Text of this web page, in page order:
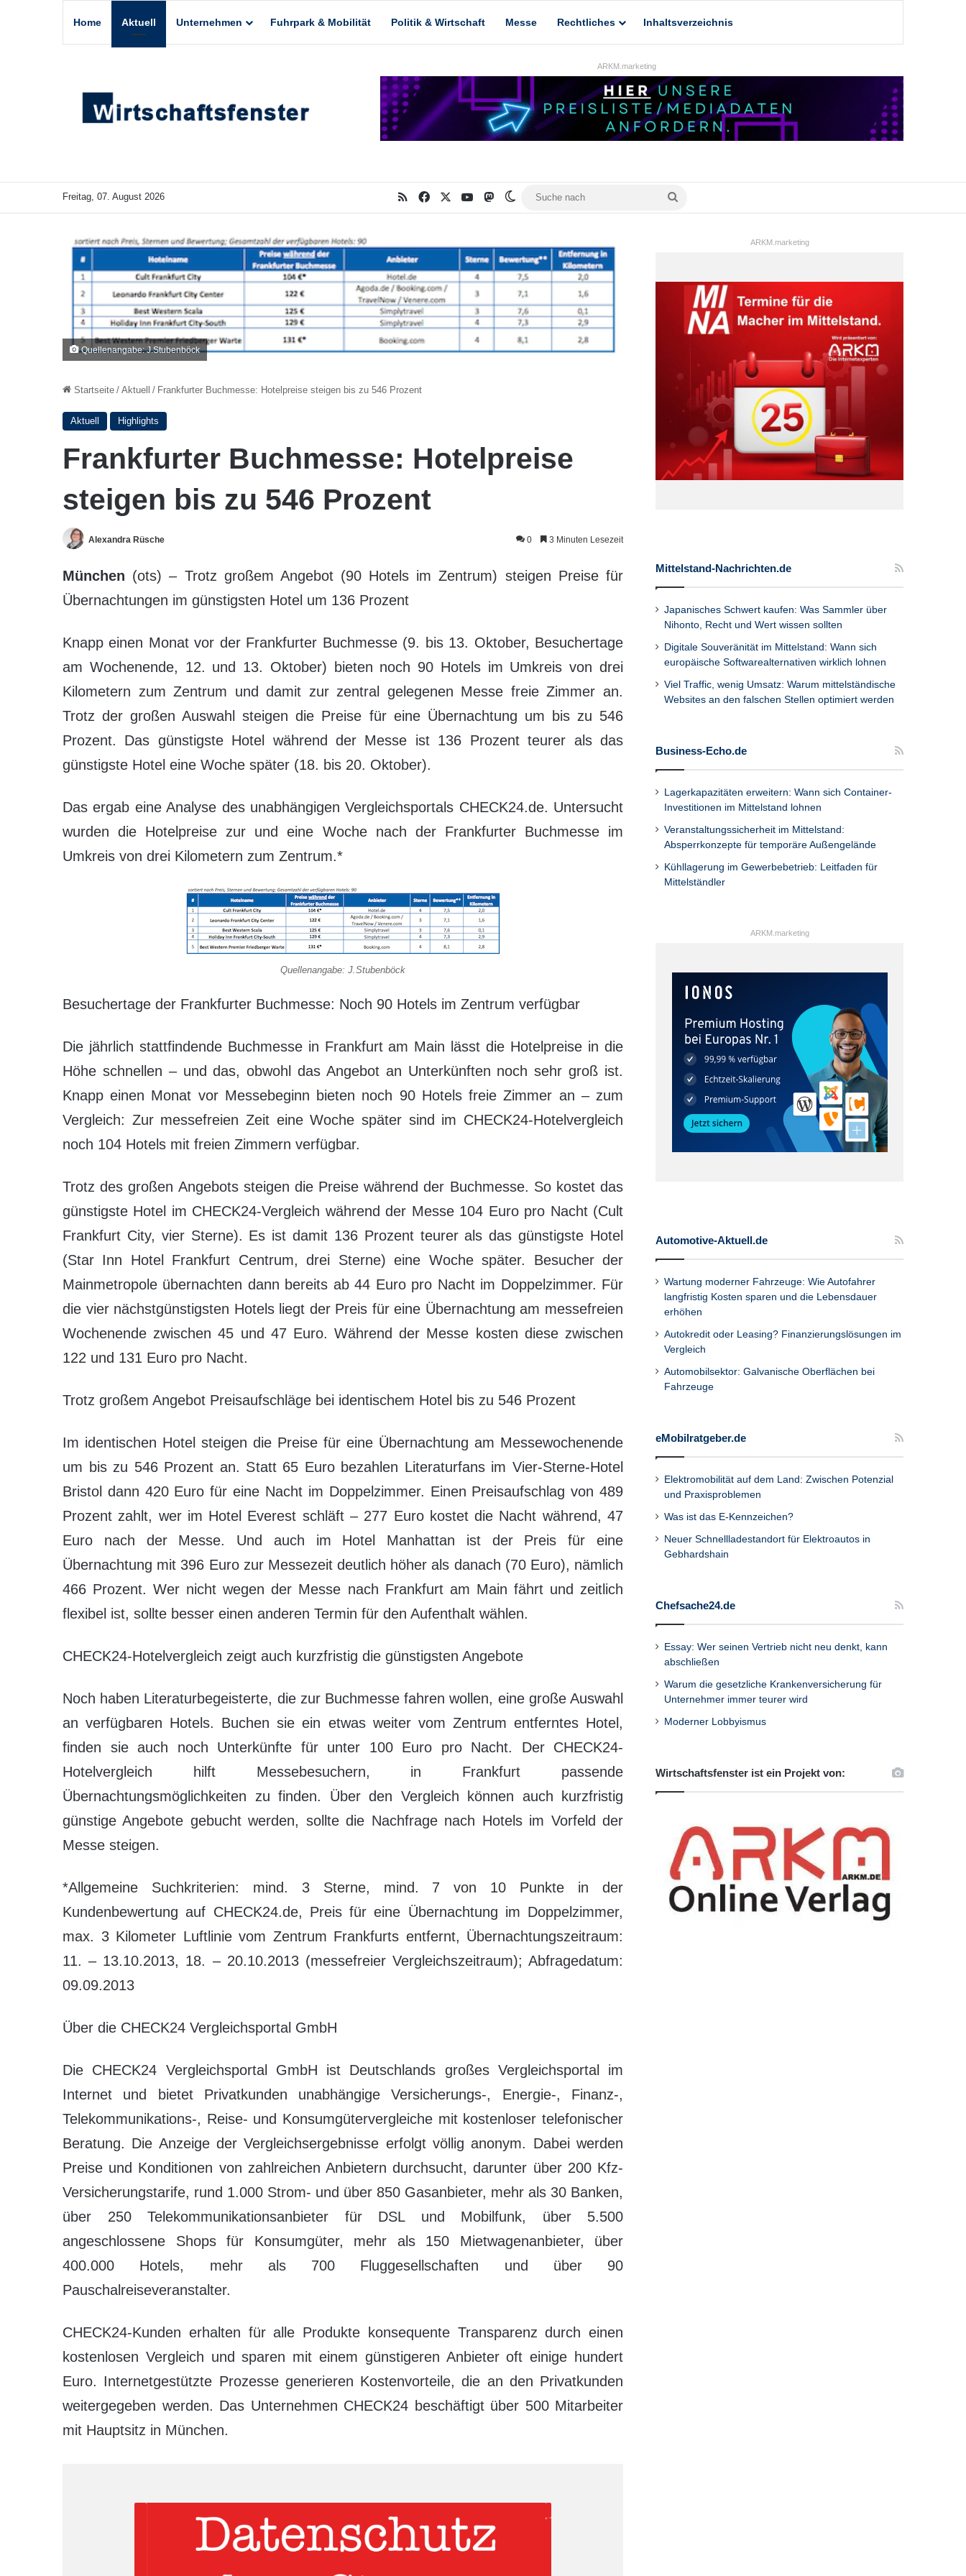
Home Aktuell Unternehmen Fuhrpark & Mobilität Politik & Wirtschaft Messe Rechtliches Inhaltsverzeichnis
ARKM.marketing
Freitag, 07. August 2026 RSS Facebook YouTubeMastodonSkin umschalten
Quellenangabe: J.Stubenböck
Startseite / Aktuell / Frankfurter Buchmesse: Hotelpreise steigen bis zu 546 Prozent
Aktuell Highlights
Frankfurter Buchmesse: Hotelpreise
steigen bis zu 546 Prozent
Alexandra Rüsche 0 3 Minuten Lesezeit
München (ots) – Trotz großem Angebot (90 Hotels im Zentrum) steigen Preise für
Übernachtungen im günstigsten Hotel um 136 Prozent
Knapp einen Monat vor der Frankfurter Buchmesse (9. bis 13. Oktober, Besuchertage
am Wochenende, 12. und 13. Oktober) bieten noch 90 Hotels im Umkreis von drei
Kilometern zum Zentrum und damit zur zentral gelegenen Messe freie Zimmer an.
Trotz der großen Auswahl steigen die Preise für eine Übernachtung um bis zu 546
Prozent. Das günstigste Hotel während der Messe ist 136 Prozent teurer als das
günstigste Hotel eine Woche später (18. bis 20. Oktober).
Das ergab eine Analyse des unabhängigen Vergleichsportals CHECK24.de. Untersucht
wurden die Hotelpreise zur und eine Woche nach der Frankfurter Buchmesse im
Umkreis von drei Kilometern zum Zentrum.*
Quellenangabe: J.Stubenböck
Besuchertage der Frankfurter Buchmesse: Noch 90 Hotels im Zentrum verfügbar
Die jährlich stattfindende Buchmesse in Frankfurt am Main lässt die Hotelpreise in die
Höhe schnellen – und das, obwohl das Angebot an Unterkünften noch sehr groß ist.
Knapp einen Monat vor Messebeginn bieten noch 90 Hotels freie Zimmer an – zum
Vergleich: Zur messefreien Zeit eine Woche später sind im CHECK24-Hotelvergleich
noch 104 Hotels mit freien Zimmern verfügbar.
Trotz des großen Angebots steigen die Preise während der Buchmesse. So kostet das
günstigste Hotel im CHECK24-Vergleich während der Messe 104 Euro pro Nacht (Cult
Frankfurt City, vier Sterne). Es ist damit 136 Prozent teurer als das günstigste Hotel
(Star Inn Hotel Frankfurt Centrum, drei Sterne) eine Woche später. Besucher der
Mainmetropole übernachten dann bereits ab 44 Euro pro Nacht im Doppelzimmer. Für
die vier nächstgünstigsten Hotels liegt der Preis für eine Übernachtung am messefreien
Wochenende zwischen 45 und 47 Euro. Während der Messe kosten diese zwischen
122 und 131 Euro pro Nacht.
Trotz großem Angebot Preisaufschläge bei identischem Hotel bis zu 546 Prozent
Im identischen Hotel steigen die Preise für eine Übernachtung am Messewochenende
um bis zu 546 Prozent an. Statt 65 Euro bezahlen Literaturfans im Vier-Sterne-Hotel
Bristol dann 420 Euro für eine Nacht im Doppelzimmer. Einen Preisaufschlag von 489
Prozent zahlt, wer im Hotel Everest schläft – 277 Euro kostet die Nacht während, 47
Euro nach der Messe. Und auch im Hotel Manhattan ist der Preis für eine
Übernachtung mit 396 Euro zur Messezeit deutlich höher als danach (70 Euro), nämlich
466 Prozent. Wer nicht wegen der Messe nach Frankfurt am Main fährt und zeitlich
flexibel ist, sollte besser einen anderen Termin für den Aufenthalt wählen.
CHECK24-Hotelvergleich zeigt auch kurzfristig die günstigsten Angebote
Noch haben Literaturbegeisterte, die zur Buchmesse fahren wollen, eine große Auswahl
an verfügbaren Hotels. Buchen sie ein etwas weiter vom Zentrum entferntes Hotel,
finden sie auch noch Unterkünfte für unter 100 Euro pro Nacht. Der CHECK24-
Hotelvergleich hilft Messebesuchern, in Frankfurt passende
Übernachtungsmöglichkeiten zu finden. Über den Vergleich können auch kurzfristig
günstige Angebote gebucht werden, sollte die Nachfrage nach Hotels im Vorfeld der
Messe steigen.
*Allgemeine Suchkriterien: mind. 3 Sterne, mind. 7 von 10 Punkte in der
Kundenbewertung auf CHECK24.de, Preis für eine Übernachtung im Doppelzimmer,
max. 3 Kilometer Luftlinie vom Zentrum Frankfurts entfernt, Übernachtungszeitraum:
11. – 13.10.2013, 18. – 20.10.2013 (messefreier Vergleichszeitraum); Abfragedatum:
09.09.2013
Über die CHECK24 Vergleichsportal GmbH
Die CHECK24 Vergleichsportal GmbH ist Deutschlands großes Vergleichsportal im
Internet und bietet Privatkunden unabhängige Versicherungs-, Energie-, Finanz-,
Telekommunikations-, Reise- und Konsumgütervergleiche mit kostenloser telefonischer
Beratung. Die Anzeige der Vergleichsergebnisse erfolgt völlig anonym. Dabei werden
Preise und Konditionen von zahlreichen Anbietern durchsucht, darunter über 200 Kfz-
Versicherungstarife, rund 1.000 Strom- und über 850 Gasanbieter, mehr als 30 Banken,
über 250 Telekommunikationsanbieter für DSL und Mobilfunk, über 5.500
angeschlossene Shops für Konsumgüter, mehr als 150 Mietwagenanbieter, über
400.000 Hotels, mehr als 700 Fluggesellschaften und über 90
Pauschalreiseveranstalter.
CHECK24-Kunden erhalten für alle Produkte konsequente Transparenz durch einen
kostenlosen Vergleich und sparen mit einem günstigeren Anbieter oft einige hundert
Euro. Internetgestützte Prozesse generieren Kostenvorteile, die an den Privatkunden
weitergegeben werden. Das Unternehmen CHECK24 beschäftigt über 500 Mitarbeiter
mit Hauptsitz in München.
ARKM.marketing
Mittelstand-Nachrichten.de
Japanisches Schwert kaufen: Was Sammler über
Nihonto, Recht und Wert wissen sollten
Digitale Souveränität im Mittelstand: Wann sich
europäische Softwarealternativen wirklich lohnen
Viel Traffic, wenig Umsatz: Warum mittelständische
Websites an den falschen Stellen optimiert werden
Business-Echo.de
Lagerkapazitäten erweitern: Wann sich Container-
Investitionen im Mittelstand lohnen
Veranstaltungssicherheit im Mittelstand:
Absperrkonzepte für temporäre Außengelände
Kühllagerung im Gewerbebetrieb: Leitfaden für
Mittelständler
ARKM.marketing
Automotive-Aktuell.de
Wartung moderner Fahrzeuge: Wie Autofahrer
langfristig Kosten sparen und die Lebensdauer
erhöhen
Autokredit oder Leasing? Finanzierungslösungen im
Vergleich
Automobilsektor: Galvanische Oberflächen bei
Fahrzeuge
eMobilratgeber.de
Elektromobilität auf dem Land: Zwischen Potenzial
und Praxisproblemen
Was ist das E-Kennzeichen?
Neuer Schnellladestandort für Elektroautos in
Gebhardshain
Chefsache24.de
Essay: Wer seinen Vertrieb nicht neu denkt, kann
abschließen
Warum die gesetzliche Krankenversicherung für
Unternehmer immer teurer wird
Moderner Lobbyismus
Wirtschaftsfenster ist ein Projekt von: